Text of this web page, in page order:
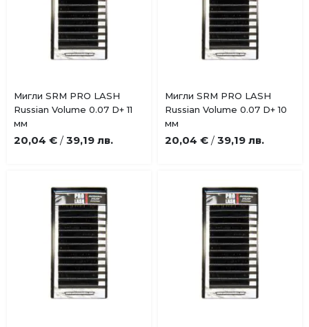
Добави
в
Купи
Мигли SRM PRO LASH
Russian Volume 0.07 D+ 11
мм
20,04 € / 39,19 лв.
Добави
в
Купи
Мигли SRM PRO LASH
Russian Volume 0.07 D+ 10
мм
20,04 € / 39,19 лв.